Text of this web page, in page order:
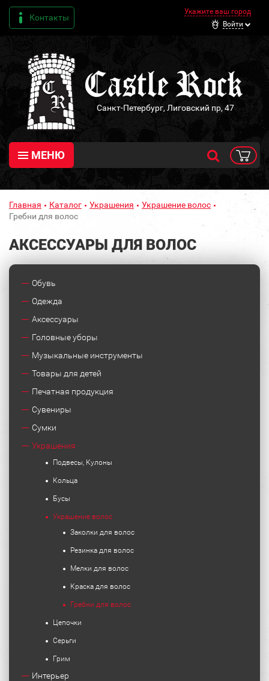
Контакты
Укажите ваш город
Войти
Санкт-Петербург, Лиговский пр, 47
МЕНЮ
Главная Каталог Украшения
Украшение волос
Гребни для волос
АКСЕССУАРЫ ДЛЯ ВОЛОС
Обувь
Одежда
Аксессуары
Головные уборы
Музыкальные инструменты
Товары для детей
Печатная продукция
Сувениры
Сумки
Украшения
Подвесы, Кулоны
Кольца
Бусы
Украшение волос
Заколки для волос
Резинка для волос
Мелки для волос
Краска для волос
Гребни для волос
Цепочки
Серьги
Грим
Интерьер